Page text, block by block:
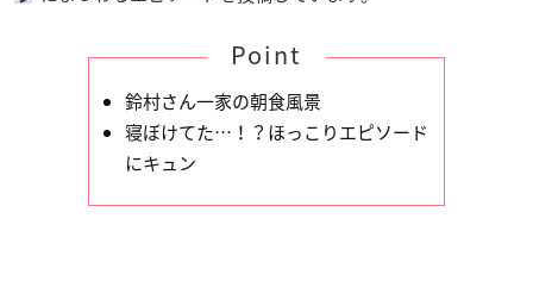
Point
鈴村さん一家の朝食風景
寝ぼけてた…！？ほっこりエピソード
にキュン